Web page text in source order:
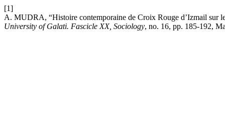
[1]
A. MUDRA, “Histoire contemporaine de Croix Rouge d’Izmail sur
University of Galati. Fascicle XX, Sociology, no. 16, pp. 185-192,